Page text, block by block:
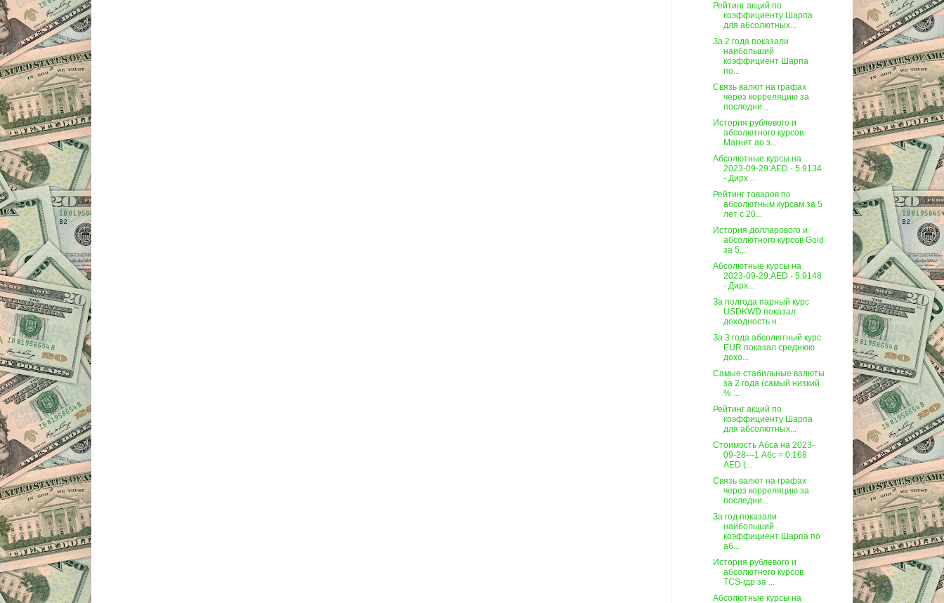
Рейтинг акций по
коэффициенту Шарпа
для абсолютных...
За 2 года показали
наибольший
коэффициент Шарпа
по...
Связь валют на графах
через корреляцию за
последни...
История рублевого и
абсолютного курсов
Магнит ао з...
Абсолютные курсы на
2023-09-29:AED - 5.9134
- Дирх...
Рейтинг товаров по
абсолютным курсам за 5
лет c 20...
История долларового и
абсолютного курсов Gold
за 5...
Абсолютные курсы на
2023-09-29:AED - 5.9148
- Дирх...
За полгода парный курс
USDKWD показал
доходность н...
За 3 года абсолютный курс
EUR показал среднюю
дохо...
Самые стабильные валюты
за 2 года (самый низкий
% ...
Рейтинг акций по
коэффициенту Шарпа
для абсолютных...
Стоимость Абса на 2023-
09-28---1 Абс = 0.168
AED (...
Связь валют на графах
через корреляцию за
последни...
За год показали
наибольший
коэффициент Шарпа по
аб...
История рублевого и
абсолютного курсов
TCS-гдр за ...
Абсолютные курсы на